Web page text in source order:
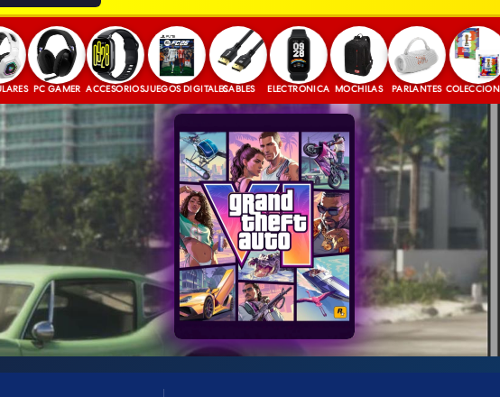
PC GAMER ACCESORIOSJUEGOS DIGITALESCABLES ELECTRONICA MOCHILAS PARLANTES COLECCIONABLES